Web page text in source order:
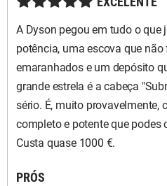
A Dyson pegou em tudo o
potência, uma escova que
emaranhados e um depósito
grande estrela é a cabeça
sério. É, muito provavelmente,
completo e potente que podes
Custa quase 1000 €.
PRÓS